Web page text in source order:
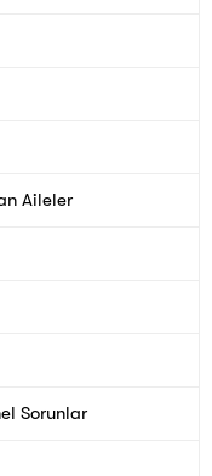
Aileler
Sorunlar